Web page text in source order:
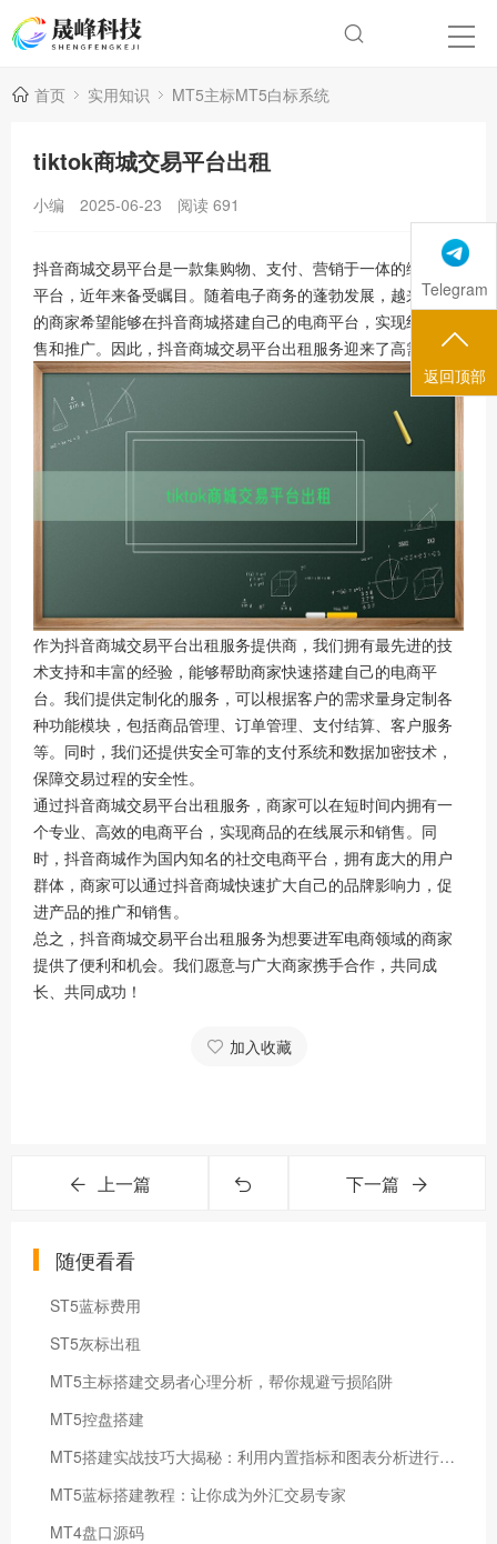
首页 实用知识 MT5主标MT5白标系统
tiktok商城交易平台出租
小编 2025-06-23 阅读 691
抖音商城交易平台是一款集购物、支付、营销于一体的综合性
平台，近年来备受瞩目。随着电子商务的蓬勃发展，越来越多
的商家希望能够在抖音商城搭建自己的电商平台，实现线上销
售和推广。因此，抖音商城交易平台出租服务迎来了高需求。
作为抖音商城交易平台出租服务提供商，我们拥有最先进的技
术支持和丰富的经验，能够帮助商家快速搭建自己的电商平
台。我们提供定制化的服务，可以根据客户的需求量身定制各
种功能模块，包括商品管理、订单管理、支付结算、客户服务
等。同时，我们还提供安全可靠的支付系统和数据加密技术，
保障交易过程的安全性。
通过抖音商城交易平台出租服务，商家可以在短时间内拥有一
个专业、高效的电商平台，实现商品的在线展示和销售。同
时，抖音商城作为国内知名的社交电商平台，拥有庞大的用户
群体，商家可以通过抖音商城快速扩大自己的品牌影响力，促
进产品的推广和销售。
总之，抖音商城交易平台出租服务为想要进军电商领域的商家
提供了便利和机会。我们愿意与广大商家携手合作，共同成
长、共同成功！
加入收藏
上一篇 下一篇
随便看看
ST5蓝标费用
ST5灰标出租
MT5主标搭建交易者心理分析，帮你规避亏损陷阱
MT5控盘搭建
MT5搭建实战技巧大揭秘：利用内置指标和图表分析进行趋势预测
MT5蓝标搭建教程：让你成为外汇交易专家
MT4盘口源码
Telegram
返回顶部